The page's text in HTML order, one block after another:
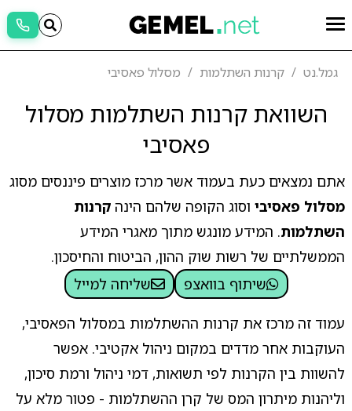
גמל.נט קרנות השתלמות מסלול פאסיבי
השוואת קרנות השתלמות מסלול
פאסיבי
אתם נמצאים כעת בעמוד אשר מרכז מוצרים פיננסים מסוג
מסלול פאסיביוסוג הקופה שלהם הינה קרנות
השתלמות. המידע מונגש מתוך מאגרי המידע
הממשלתיים של רשות שוק ההון, הביטוח והחיסכון.
שיתוף בוואצפ
שליחה למייל
עמוד זה מרכז את קרנות ההשתלמות במסלול הפאסיבי,
העוקבות אחר מדדים במקום ניהול אקטיבי. אפשר
להשוות בין הקרנות לפי תשואות, דמי ניהול ורמת סיכון,
וליהנות מיתרון המס של קרן ההשתלמות - פטור מלא על